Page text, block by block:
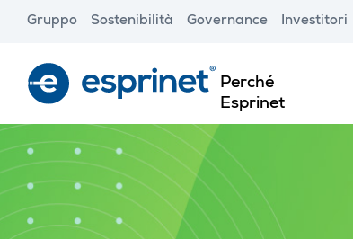
content
Gruppo Sostenibilità Governance Investitori
Perché
Esprinet